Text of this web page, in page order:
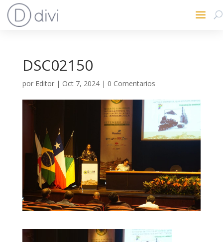
DSC02150
por Editor| Oct 7, 2024| 0 Comentarios